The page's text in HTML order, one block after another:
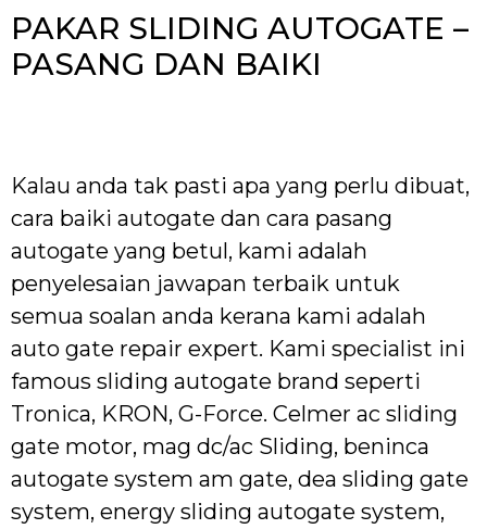
PAKAR SLIDING AUTOGATE –
PASANG DAN BAIKI
Kalau anda tak pasti apa yang perlu dibuat,
cara baiki autogate dan cara pasang
autogate yang betul, kami adalah
penyelesaian jawapan terbaik untuk
semua soalan anda kerana kami adalah
auto gate repair expert. Kami specialist ini
famous sliding autogate brand seperti
Tronica, KRON, G-Force. Celmer ac sliding
gate motor, mag dc/ac Sliding, beninca
autogate system am gate, dea sliding gate
system, energy sliding autogate system,